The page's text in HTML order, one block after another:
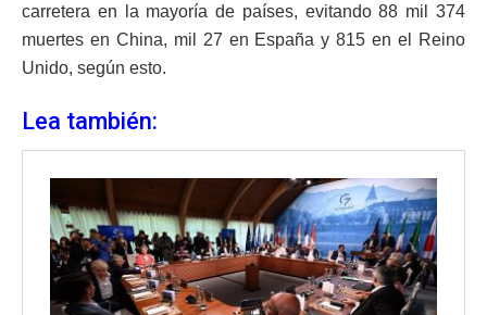
carretera en la mayoría de países, evitando 88 mil 374
muertes en China, mil 27 en España y 815 en el Reino
Unido, según esto.
Lea también: